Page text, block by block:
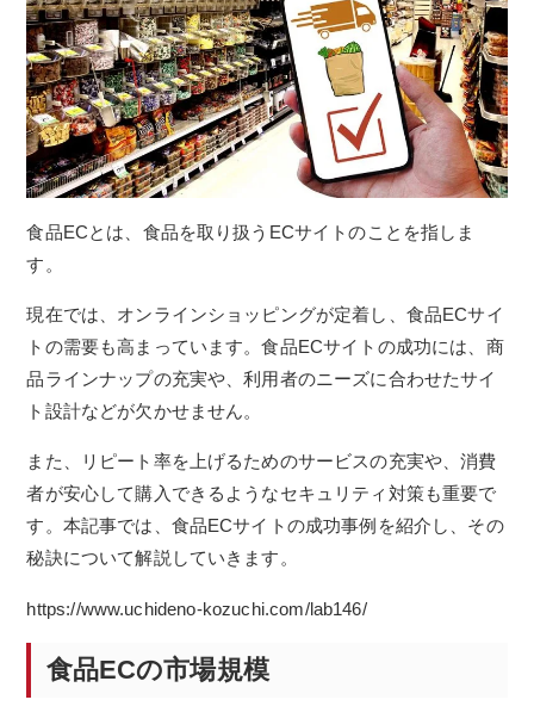
食品ECとは、食品を取り扱うECサイトのことを指しま
す。
現在では、オンラインショッピングが定着し、食品ECサイ
トの需要も高まっています。食品ECサイトの成功には、商
品ラインナップの充実や、利用者のニーズに合わせたサイ
ト設計などが欠かせません。
また、リピート率を上げるためのサービスの充実や、消費
者が安心して購入できるようなセキュリティ対策も重要で
す。本記事では、食品ECサイトの成功事例を紹介し、その
秘訣について解説していきます。
https://www.uchideno-kozuchi.com/lab146/
食品ECの市場規模